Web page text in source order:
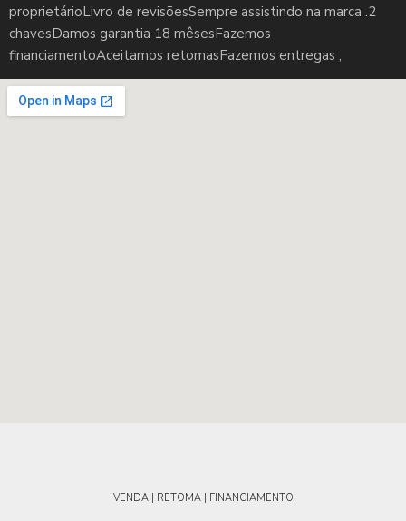
proprietárioLivro de revisõesSempre assistindo na marca .2
chavesDamos garantia 18 mêsesFazemos
financiamentoAceitamos retomasFazemos entregas ,
VENDA | RETOMA | FINANCIAMENTO